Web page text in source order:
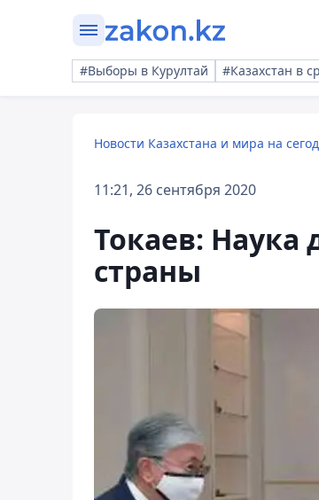
#Выборы в Курултай #Казахстан в
Новости Казахстана и мира на
11:21, 26 сентября 2020
Токаев: Наука
страны